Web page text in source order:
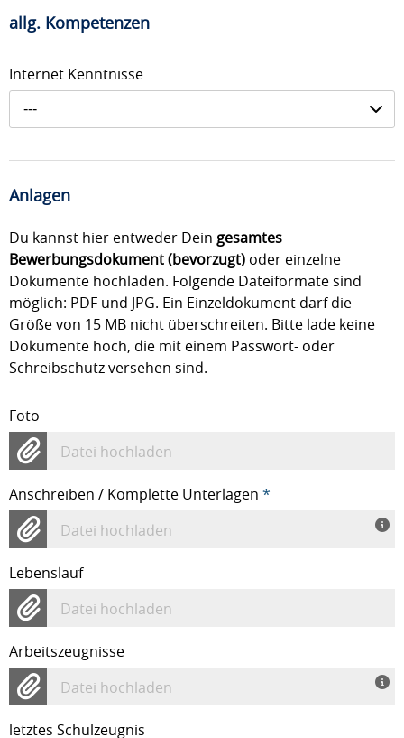
allg. Kompetenzen
Internet Kenntnisse
---
Anlagen
Du kannst hier entweder Dein gesamtes
Bewerbungsdokument (bevorzugt) oder einzelne
Dokumente hochladen. Folgende Dateiformate sind
möglich: PDF und JPG. Ein Einzeldokument darf die
Größe von 15 MB nicht überschreiten. Bitte lade keine
Dokumente hoch, die mit einem Passwort- oder
Schreibschutz versehen sind.
Foto
Datei hochladen
Anschreiben / Komplette Unterlagen *
Datei hochladen
Lebenslauf
Datei hochladen
Arbeitszeugnisse
Datei hochladen
letztes Schulzeugnis